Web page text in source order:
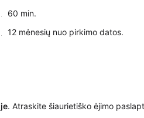
60 min.
12 mėnesių nuo pirkimo datos.
. Atraskite šiaurietiško ėjimo